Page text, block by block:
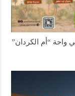
“أم الكردان”